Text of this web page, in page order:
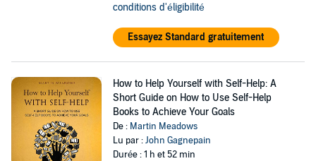
conditions d'éligibilité
Essayez Standard gratuitement
How to Help Yourself with Self-Help: A
Short Guide on How to Use Self-Help
Books to Achieve Your Goals
De : Martin Meadows
Lu par :John Gagnepain
Durée : 1 h et 52 min